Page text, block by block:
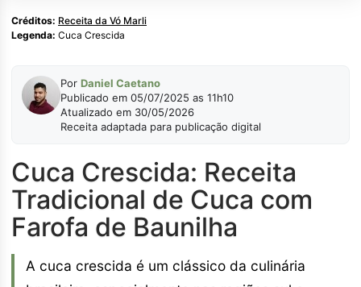
Créditos: Receita da Vó Marli
Legenda: Cuca Crescida
Por Daniel Caetano
Publicado em 05/07/2025 as 11h10
Atualizado em 30/05/2026
Receita adaptada para publicação digital
Cuca Crescida: Receita
Tradicional de Cuca com
Farofa de Baunilha
A cuca crescida é um clássico da culinária